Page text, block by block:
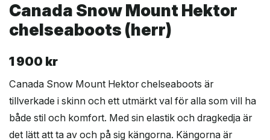
Canada Snow Mount Hektor
chelseaboots (herr)
1 900 kr
Canada Snow Mount Hektor chelseaboots är
tillverkade i skinn och ett utmärkt val för alla som vill ha
både stil och komfort. Med sin elastik och dragkedja är
det lätt att ta av och på sig kängorna. Kängorna är